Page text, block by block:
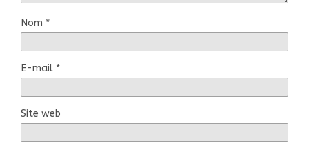
Nom *
E-mail *
Site web